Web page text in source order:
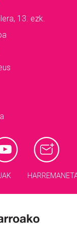
13. ezk.